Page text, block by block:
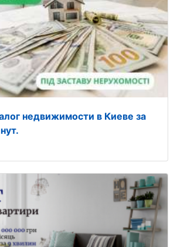
недвижимости в Киеве за